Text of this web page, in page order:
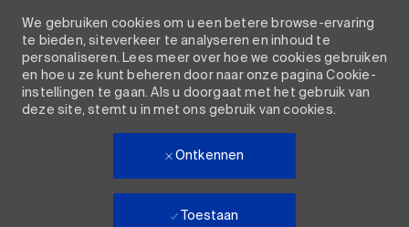
We gebruiken cookies om u een betere browse-ervaring
te bieden, siteverkeer te analyseren en inhoud te
personaliseren. Lees meer over hoe we cookies gebruiken
en hoe u ze kunt beheren door naar onze pagina Cookie-
instellingen te gaan. Als u doorgaat met het gebruik van
deze site, stemt u in met ons gebruik van cookies.
Ontkennen
Toestaan